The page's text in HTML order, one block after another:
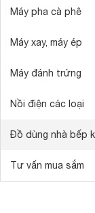
Máy pha cà phê
Máy xay, máy ép
Máy đánh trứng
Nồi điện các loại
Đồ dùng nhà bếp
Tư vấn mua sắm